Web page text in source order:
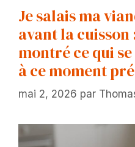
Je salais ma
avant la cuisson
montré ce qui
à ce moment
mai 2, 2026 par